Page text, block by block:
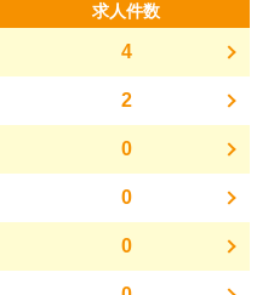
求人件数
4
2
0
0
0